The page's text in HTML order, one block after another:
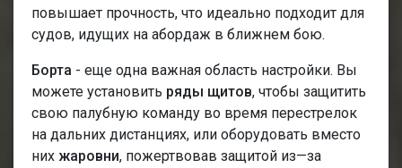
повышает прочность, что идеально подходит для
судов, идущих на абордаж в ближнем бою.
Борта - еще одна важная область настройки. Вы
можете установить ряды щитов, чтобы защитить
свою палубную команду во время перестрелок
на дальних дистанциях, или оборудовать вместо
них жаровни, пожертвовав защитой из—за